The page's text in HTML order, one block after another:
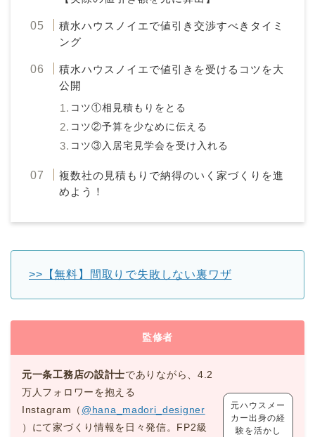
積水ハウスノイエで値引き交渉すべきタイミ
ング
積水ハウスノイエで値引きを受けるコツを大
公開
コツ①相見積もりをとる
コツ②予算を少なめに伝える
コツ③入居宅見学会を受け入れる
複数社の見積もりで納得のいく家づくりを進
めよう！
>>【無料】間取りで失敗しない裏ワザ
監修者
元一条工務店の設計士でありながら、4.2
万人フォロワーを抱える
Instagram（ @hana_madori_designer
）にて家づくり情報を日々発信。FP2級
元ハウスメー
カー出身の経
験を活かし